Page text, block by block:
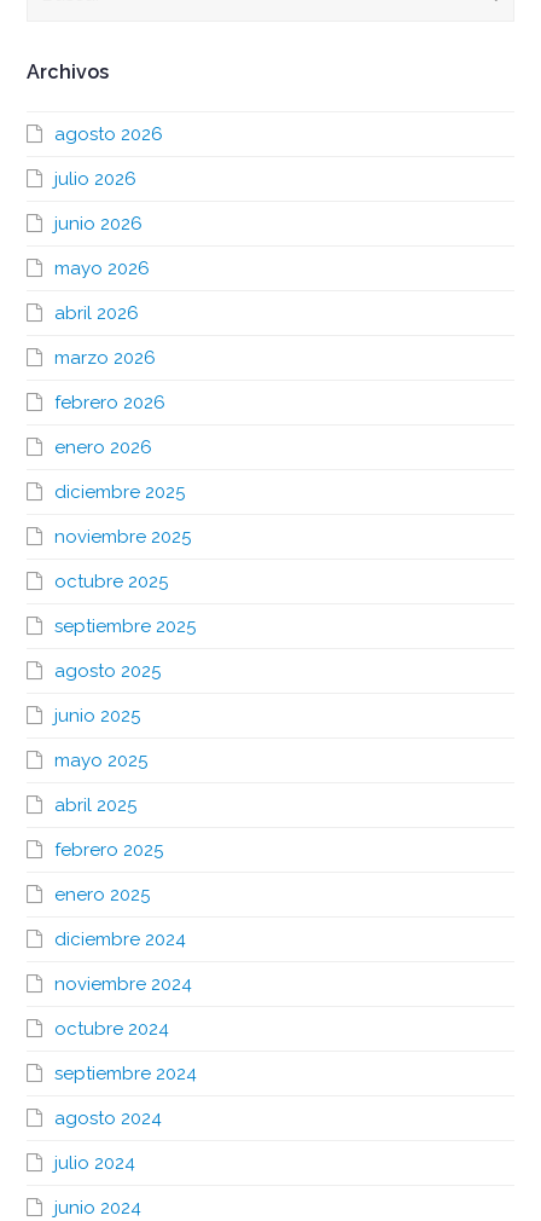
Archivos
agosto 2026
julio 2026
junio 2026
mayo 2026
abril 2026
marzo 2026
febrero 2026
enero 2026
diciembre 2025
noviembre 2025
octubre 2025
septiembre 2025
agosto 2025
junio 2025
mayo 2025
abril 2025
febrero 2025
enero 2025
diciembre 2024
noviembre 2024
octubre 2024
septiembre 2024
agosto 2024
julio 2024
junio 2024